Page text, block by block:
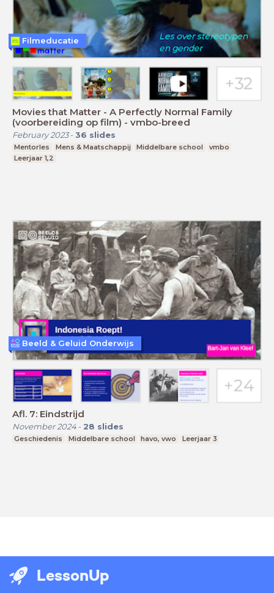
Movies that Matter - A Perfectly Normal Family
(voorbereiding op film) - vmbo-breed
February 2023- 36 slides
Mentorles Mens & Maatschappij Middelbare school
vmbo
Leerjaar 1,2
Filmeducatie
Afl. 7: Eindstrijd
November 2024- 28 slides
Geschiedenis Middelbare school havo, vwo Leerjaar 3
Beeld & Geluid Onderwijs
LessonUp